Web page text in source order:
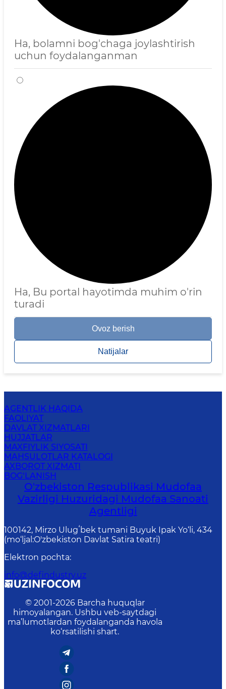
Ha, bolamni bog'chaga joylashtirish
uchun foydalanganman
Ha, Bu portal hayotimda muhim o'rin
turadi
Ovoz berish
Natijalar
AGENTLIK HAQIDA
FAOLIYAT
DAVLAT XIZMATLARI
HUJJATLAR
MAXFIYLIK SIYOSATI
MAHSULOTLAR KATALOGI
AXBOROT XIZMATI
BOG‘LANISH
O'zbekiston Respublikasi Mudofaa
Vazirligi Huzuridagi Mudofaa Sanoati
Agentligi
100142, Mirzo Ulugʻbek tumani Buyuk Ipak Yo‘li, 434
(mo‘ljal:O'zbekiston Davlat Satira teatri)
Elektron pochta:
info@defindustry.uz
© 2001-2026 Barcha huquqlar
himoyalangan. Ushbu veb-saytdagi
ma’lumotlardan foydalanganda havola
ko‘rsatilishi shart.